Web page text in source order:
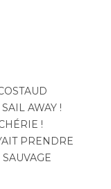
AWAY !
!
PRENDRE